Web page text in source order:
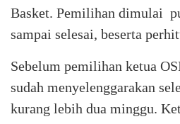
Basket. Pemilihan dimulai
sampai selesai, beserta
Sebelum pemilihan ketua
sudah menyelenggarakan
kurang lebih dua minggu.